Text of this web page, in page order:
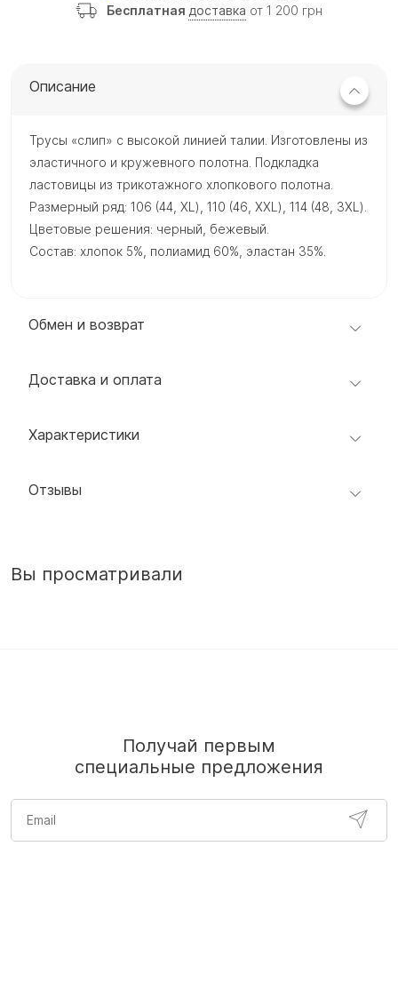
Бесплатная доставка от 1 200 грн
Описание
Трусы «слип» с высокой линией талии. Изготовлены из
эластичного и кружевного полотна. Подкладка
ластовицы из трикотажного хлопкового полотна.
Размерный ряд: 106 (44, XL), 110 (46, XXL), 114 (48, 3XL).
Цветовые решения: черный, бежевый.
Состав: хлопок 5%, полиамид 60%, эластан 35%.
Обмен и возврат
Доставка и оплата
Характеристики
Отзывы
Вы просматривали
Получай первым
специальные предложения